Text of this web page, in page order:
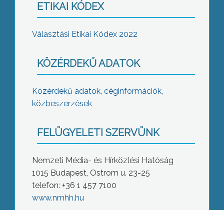
ETIKAI KÓDEX
Választási Etikai Kódex 2022
KÖZÉRDEKŰ ADATOK
Közérdekű adatok, céginformációk,
közbeszerzések
FELÜGYELETI SZERVÜNK
Nemzeti Média- és Hírközlési Hatóság
1015 Budapest, Ostrom u. 23-25
telefon: +36 1 457 7100
www.nmhh.hu